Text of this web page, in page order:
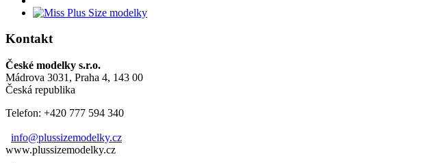
Kontakt
České modelky s.r.o.
Mádrova 3031, Praha 4, 143 00
Česká republika
Telefon: +420 777 594 340
info@plussizemodelky.cz
www.plussizemodelky.cz